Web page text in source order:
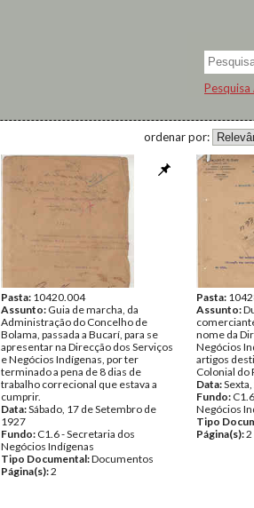
Pesquisa
ordenar por:
Pasta: 10420.004
Assunto: Guia de marcha, da
Administração do Concelho de
Bolama, passada a Bucarí, para se
apresentar na Direcção dos Serviços
e Negócios Indígenas, por ter
terminado a pena de 8 dias de
trabalho correcional que estava a
cumprir.
Data:Sábado, 17 de Setembro de
1927
Fundo: C1.6 - Secretaria dos
Negócios Indígenas
Tipo Documental:Documentos
Página(s):2
Pasta:
Assunto:
nome da
Negócios
artigos
Colonial do
Data:
Fundo:
Negócios
Tipo
Página(s):2